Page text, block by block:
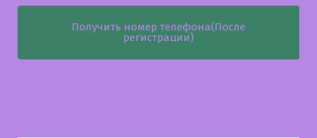
Получить номер телефона(После
регистрации)